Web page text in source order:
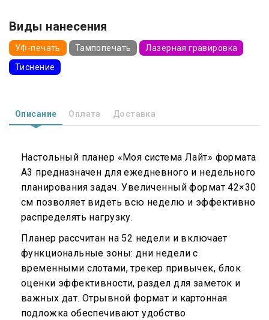
Виды нанесения
УФ-печать Тампопечать
Лазерная гравировка
Тиснение
Описание Оплата Доставка
Настольный планер «Моя система Лайт» формата
А3 предназначен для ежедневного и недельного
планирования задач. Увеличенный формат 42×30
см позволяет видеть всю неделю и эффективно
распределять нагрузку.
Планер рассчитан на 52 недели и включает
функциональные зоны: дни недели с
временными слотами, трекер привычек, блок
оценки эффективности, раздел для заметок и
важных дат. Отрывной формат и картонная
подложка обеспечивают удобство